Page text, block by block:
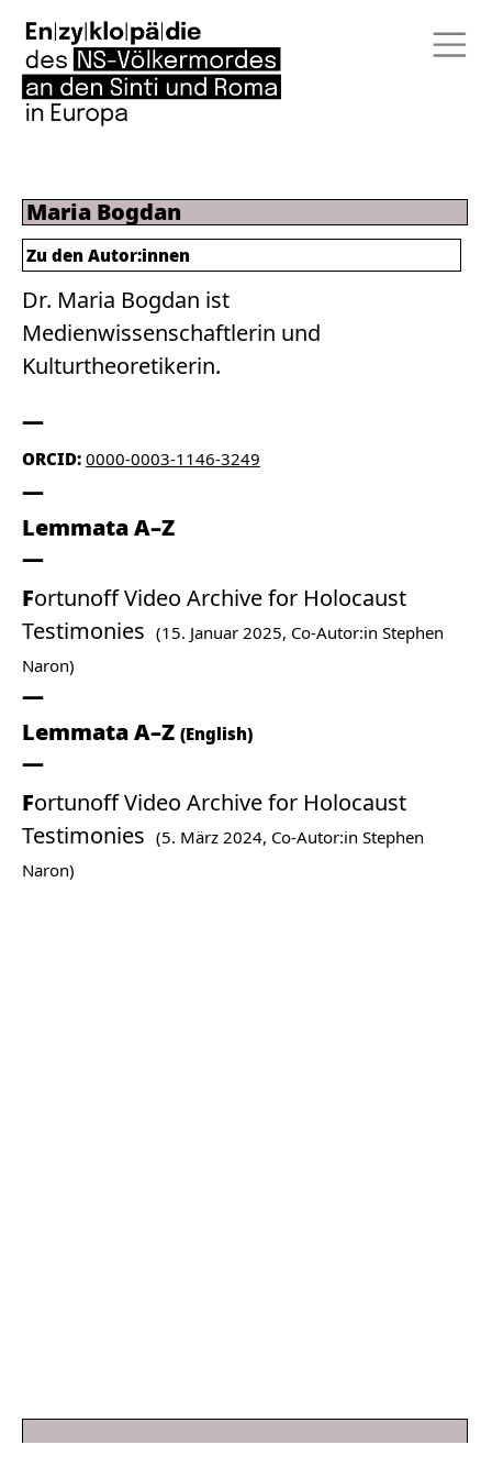
Maria Bogdan
Dr. Maria Bogdan ist
Medienwissenschaftlerin und
Kulturtheoretikerin.
ORCID: 0000-0003-1146-3249
Lemmata A–Z
Fortunoff Video Archive for Holocaust
Testimonies (15. Januar 2025, Co-Autor:in Stephen
Naron)
Lemmata A–Z (English)
Fortunoff Video Archive for Holocaust
Testimonies (5. März 2024, Co-Autor:in Stephen
Naron)
Zu den Autor:innen